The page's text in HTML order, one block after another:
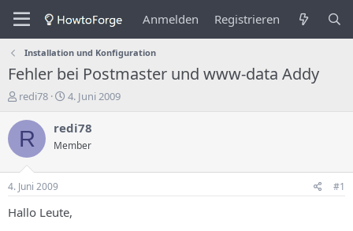
Anmelden Registrieren
Installation und Konfiguration
Fehler bei Postmaster und www-data Addy
E
s
e
l
e
r
redi78
E
s
e
n
g
4. Juni 2009
R redi78
Member
4. Juni 2009 #1
Hallo Leute,